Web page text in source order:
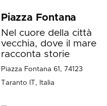
Piazza Fontana
Nel cuore della città
vecchia, dove il mare
racconta storie
Piazza Fontana 61, 74123
Taranto IT, Italia